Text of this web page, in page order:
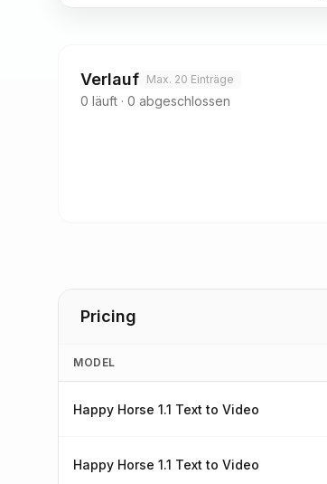
Verlauf Max. 20 Einträge
0 läuft · 0 abgeschlossen
Pricing
MODEL
Happy Horse 1.1 Text to Video
Happy Horse 1.1 Text to Video